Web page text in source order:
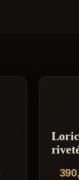
Plage